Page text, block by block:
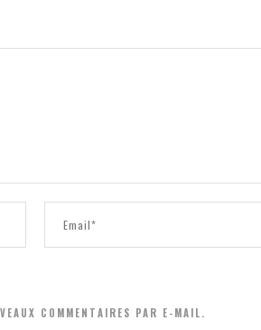
COMMENTAIRES PAR E-MAIL.